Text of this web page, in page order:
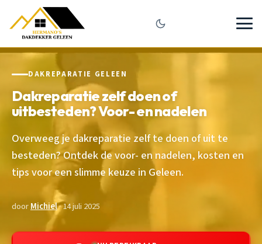
DAKREPARATIE GELEEN
Dakreparatie zelf doen of
uitbesteden? Voor- en nadelen
Overweeg je dakreparatie zelf te doen of uit te
besteden? Ontdek de voor- en nadelen, kosten en
tips voor een slimme keuze in Geleen.
doorMichiel· 14 juli 2025